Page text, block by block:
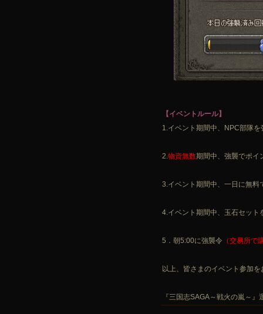
【イベントルール】
1.イベント期間中、NPC部隊
2.物資無数期間中、強襲でポイ
3.イベント期間中、一日に無
4.イベント期間中、玉石セット
5．朝5:00に強襲令 （交易所で
以上、皆さまのイベント参加
『三国志SAGA～戦火の嵐～』